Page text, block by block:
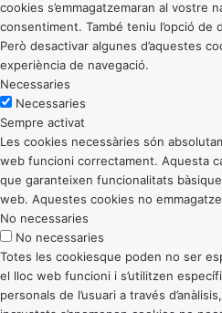
cookies s’emmagatzemaran al vostre
consentiment. També teniu l’opció de
Però desactivar algunes d’aquestes
experiència de navegació.
Necessaries
Necessaries
Sempre activat
Les cookies necessàries són
web funcioni correctament. Aquesta
que garanteixen funcionalitats
web. Aquestes cookies no
No necessaries
No necessaries
Totes les cookiesque poden no ser
el lloc web funcioni i s’utilitzen
personals de l’usuari a través